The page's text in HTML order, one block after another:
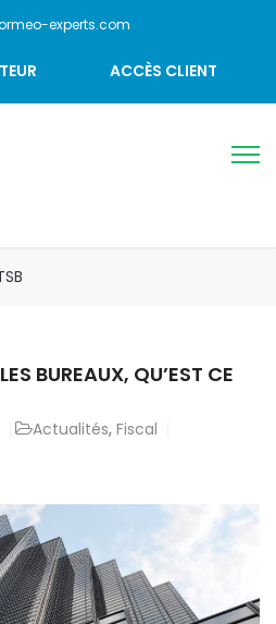
experts.com
ACCÈS CLIENT
BUREAUX, QU’EST CE
Actualités, Fiscal
annuelle
sur
les
bureaux,
qu’est